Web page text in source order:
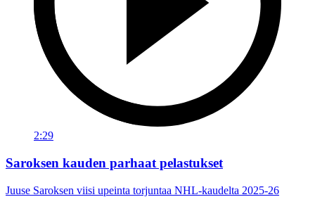
2:29
Saroksen kauden parhaat pelastukset
Juuse Saroksen viisi upeinta torjuntaa NHL-kaudelta 2025-26